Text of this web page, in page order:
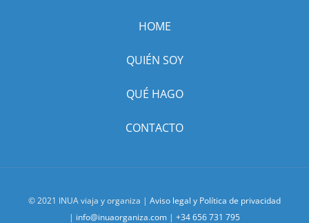
HOME
QUIÉN SOY
QUÉ HAGO
CONTACTO
© 2021 INUA viaja y organiza | Aviso legal y Política de privacidad
| info@inuaorganiza.com | +34 656 731 795